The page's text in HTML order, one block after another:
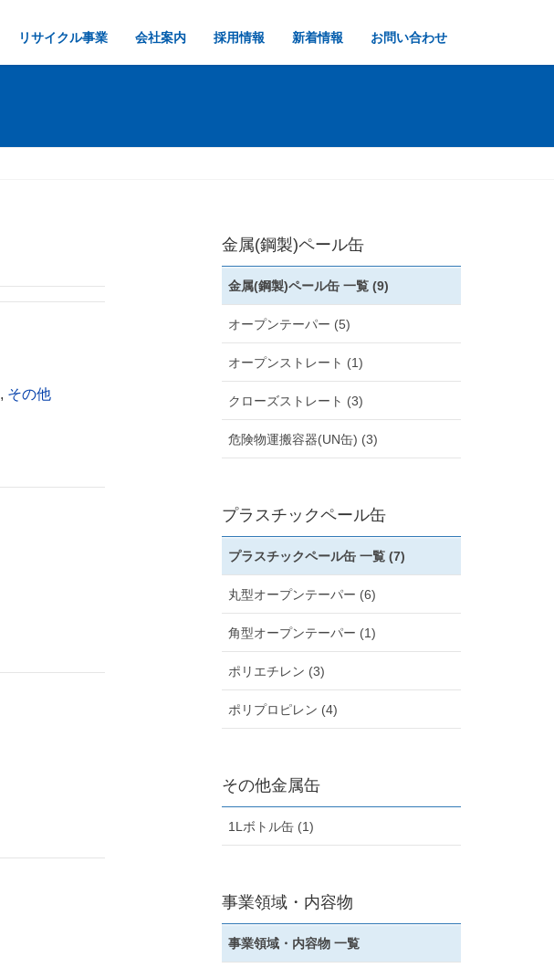
リサイクル事業 会社案内 採用情報 新着情報 お問い合わせ
, その他
金属(鋼製)ペール缶
金属(鋼製)ペール缶 一覧 (9)
オープンテーパー (5)
オープンストレート (1)
クローズストレート (3)
危険物運搬容器(UN缶) (3)
プラスチックペール缶
プラスチックペール缶 一覧 (7)
丸型オープンテーパー (6)
角型オープンテーパー (1)
ポリエチレン (3)
ポリプロピレン (4)
その他金属缶
1Lボトル缶 (1)
事業領域・内容物
事業領域・内容物 一覧